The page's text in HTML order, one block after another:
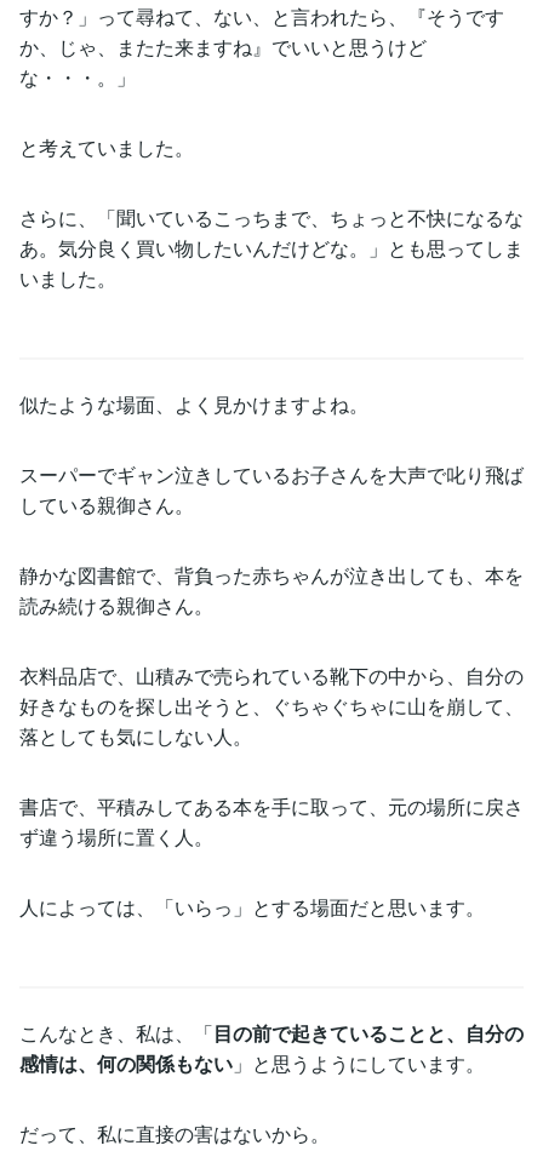
すか？」って尋ねて、ない、と言われたら、『そうです
か、じゃ、またた来ますね』でいいと思うけど
な・・・。」
と考えていました。
さらに、「聞いているこっちまで、ちょっと不快になるな
あ。気分良く買い物したいんだけどな。」とも思ってしま
いました。
似たような場面、よく見かけますよね。
スーパーでギャン泣きしているお子さんを大声で叱り飛ば
している親御さん。
静かな図書館で、背負った赤ちゃんが泣き出しても、本を
読み続ける親御さん。
衣料品店で、山積みで売られている靴下の中から、自分の
好きなものを探し出そうと、ぐちゃぐちゃに山を崩して、
落としても気にしない人。
書店で、平積みしてある本を手に取って、元の場所に戻さ
ず違う場所に置く人。
人によっては、「いらっ」とする場面だと思います。
こんなとき、私は、「目の前で起きていることと、自分の
感情は、何の関係もない 」と思うようにしています。
だって、私に直接の害はないから。